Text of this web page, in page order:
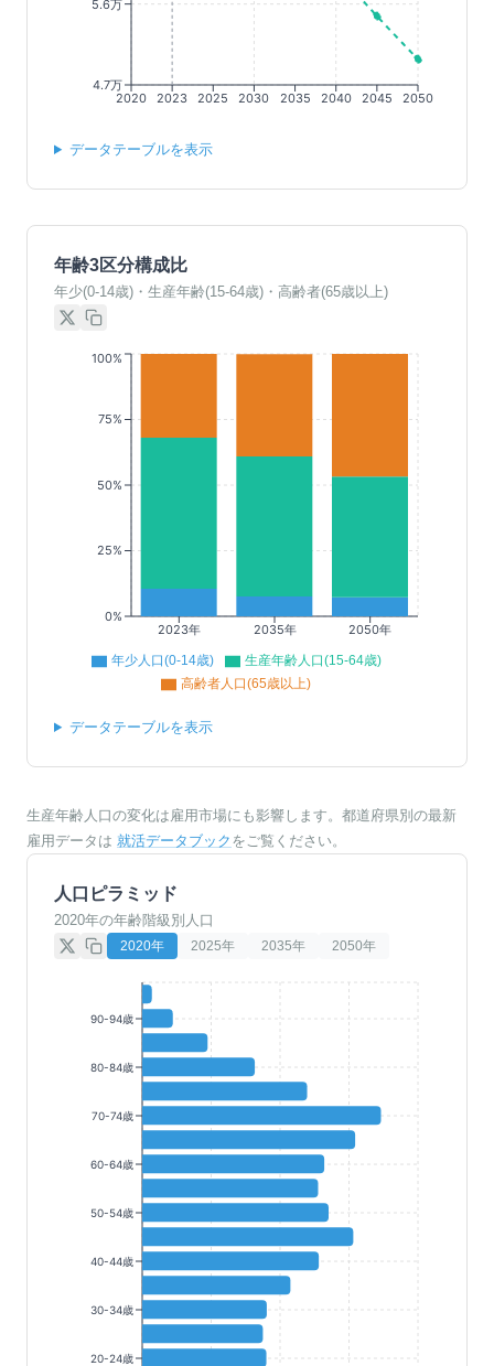
2020 2023 2025 2030 2035 2040 2045 2050
4.7万
5.6万
データテーブルを表示
年齢3区分構成比
年少(0-14歳)・生産年齢(15-64歳)・高齢者(65歳以上)
2023年 2035年 2050年
0%
25%
50%
75%
100%
年少人口(0-14歳)
生産年齢人口(15-64歳)
高齢者人口(65歳以上)
データテーブルを表示
生産年齢人口の変化は雇用市場にも影響します。都道府県別の最新
雇用データは 就活データブック をご覧ください。
人口ピラミッド
2020年の年齢階級別人口
2020年 2025年 2035年 2050年
90-94歳
80-84歳
70-74歳
60-64歳
50-54歳
40-44歳
30-34歳
20-24歳